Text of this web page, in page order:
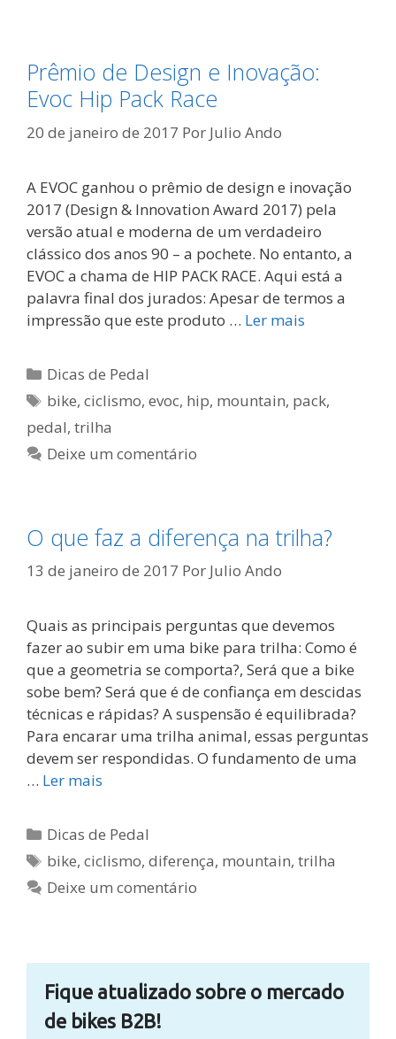
Prêmio de Design e Inovação:
Evoc Hip Pack Race
20 de janeiro de 2017 Por Julio Ando
A EVOC ganhou o prêmio de design e inovação
2017 (Design & Innovation Award 2017) pela
versão atual e moderna de um verdadeiro
clássico dos anos 90 – a pochete. No entanto, a
EVOC a chama de HIP PACK RACE. Aqui está a
palavra final dos jurados: Apesar de termos a
impressão que este produto … Ler mais
Categorias
Dicas de Pedal
Tags
bike,ciclismo,evoc, hip, mountain, pack,
pedal, trilha
Deixe um comentário
O que faz a diferença na trilha?
13 de janeiro de 2017 Por Julio Ando
Quais as principais perguntas que devemos
fazer ao subir em uma bike para trilha: Como é
que a geometria se comporta?, Será que a bike
sobe bem? Será que é de confiança em descidas
técnicas e rápidas? A suspensão é equilibrada?
Para encarar uma trilha animal, essas perguntas
devem ser respondidas. O fundamento de uma
… Ler mais
Categorias
Dicas de Pedal
Tags
bike,ciclismo,diferença, mountain,trilha
Deixe um comentário
Fique atualizado sobre o mercado
de bikes B2B!